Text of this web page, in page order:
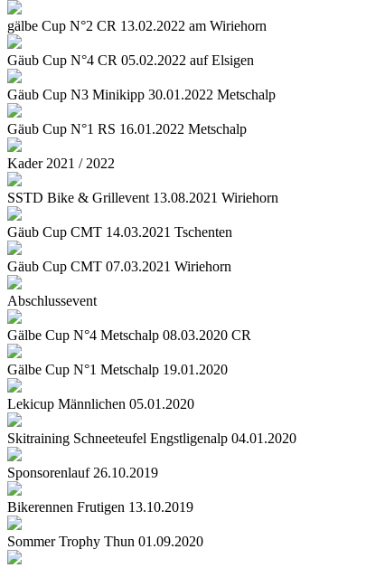
gälbe Cup N°2 CR 13.02.2022 am Wiriehorn
Gäub Cup N°4 CR 05.02.2022 auf Elsigen
Gäub Cup N3 Minikipp 30.01.2022 Metschalp
Gäub Cup N°1 RS 16.01.2022 Metschalp
Kader 2021 / 2022
SSTD Bike & Grillevent 13.08.2021 Wiriehorn
Gäub Cup CMT 14.03.2021 Tschenten
Gäub Cup CMT 07.03.2021 Wiriehorn
Abschlussevent
Gälbe Cup N°4 Metschalp 08.03.2020 CR
Gälbe Cup N°1 Metschalp 19.01.2020
Lekicup Männlichen 05.01.2020
Skitraining Schneeteufel Engstligenalp 04.01.2020
Sponsorenlauf 26.10.2019
Bikerennen Frutigen 13.10.2019
Sommer Trophy Thun 01.09.2020